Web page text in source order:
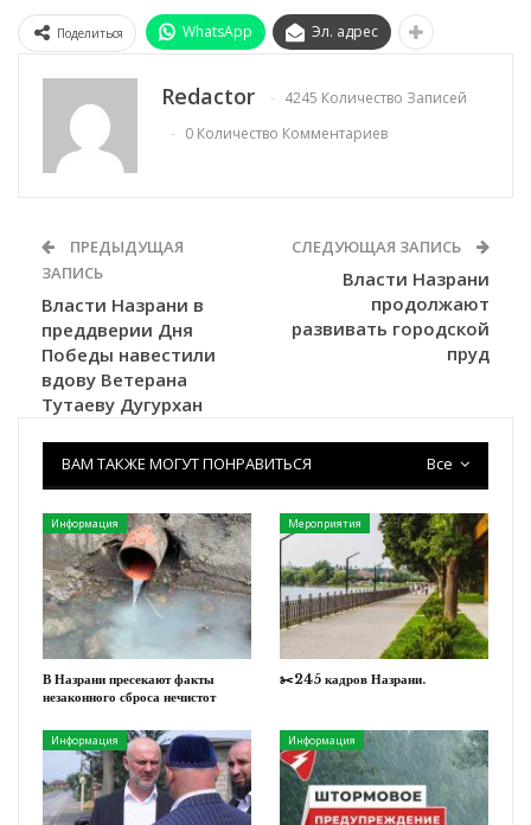
Поделиться WhatsApp Эл. адрес
Redactor
4245 Количество Записей
0 Количество Комментариев
ПРЕДЫДУЩАЯ
ЗАПИСЬ
Власти Назрани в
преддверии Дня
Победы навестили
вдову Ветерана
Тутаеву Дугурхан
СЛЕДУЮЩАЯ ЗАПИСЬ
Власти Назрани
продолжают
развивать городской
пруд
Все
ВАМ ТАКЖЕ МОГУТ ПОНРАВИТЬСЯ
Информация
В Назрани пресекают факты
незаконного сброса нечистот
Мероприятия
✂️245 кадров Назрани.
Информация Информация